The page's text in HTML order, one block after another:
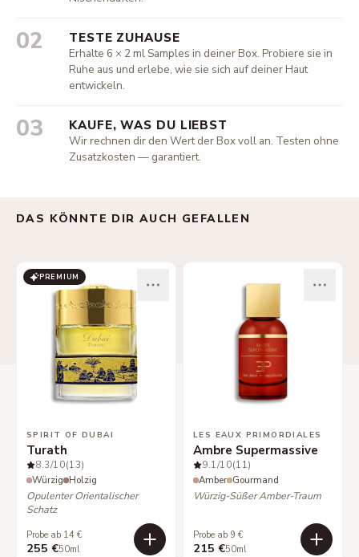
02 TESTE ZUHAUSE
Erhalte 6 × 2 ml Samples in deiner Box. Probiere sie in
Ruhe aus und erlebe, wie sie sich auf deiner Haut
entwickeln.
03 KAUFE, WAS DU LIEBST
Wir rechnen dir den Wert der Box voll an. Testen ohne
Zusatzkosten — garantiert.
DAS KÖNNTE DIR AUCH GEFALLEN
PREMIUM
SPIRIT OF DUBAI
Turath
8.3/10(13)
Würzig Holzig
Opulenter Orientalischer
Schatz
Probe ab 14 €
255 €50ml
LES EAUX PRIMORDIALES
Ambre Supermassive
9.1/10(11)
Amber Gourmand
Würzig-Süßer Amber-Traum
Probe ab 9 €
215 €50ml